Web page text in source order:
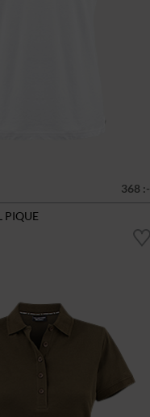
368 :-
PIQUE